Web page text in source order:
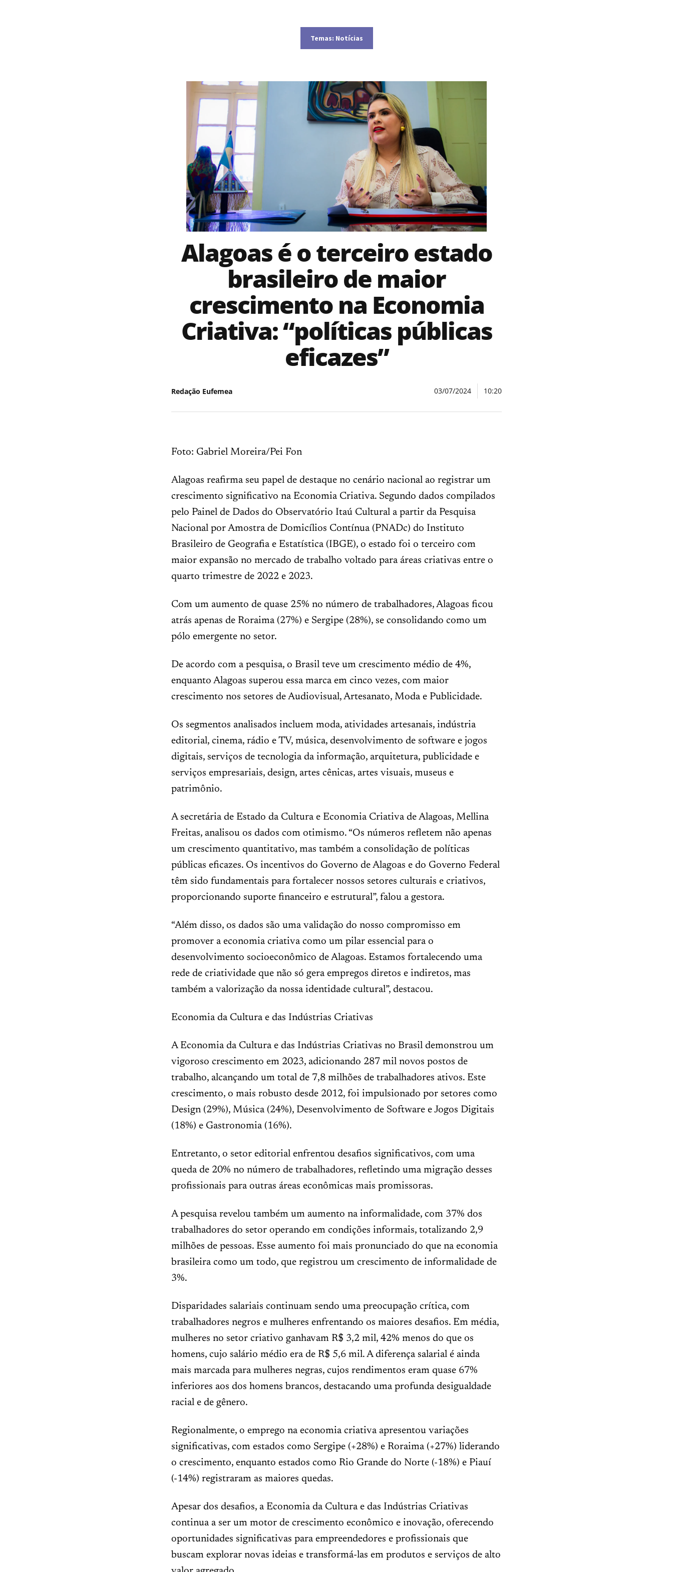
Temas: Notícias
Alagoas é o terceiro estado
brasileiro de maior
crescimento na Economia
Criativa: “políticas públicas
eficazes”
Redação Eufemea 03/07/2024 10:20
Foto: Gabriel Moreira/Pei Fon
Alagoas reafirma seu papel de destaque no cenário nacional ao registrar um
crescimento significativo na Economia Criativa. Segundo dados compilados
pelo Painel de Dados do Observatório Itaú Cultural a partir da Pesquisa
Nacional por Amostra de Domicílios Contínua (PNADc) do Instituto
Brasileiro de Geografia e Estatística (IBGE), o estado foi o terceiro com
maior expansão no mercado de trabalho voltado para áreas criativas entre o
quarto trimestre de 2022 e 2023.
Com um aumento de quase 25% no número de trabalhadores, Alagoas ficou
atrás apenas de Roraima (27%) e Sergipe (28%), se consolidando como um
pólo emergente no setor.
De acordo com a pesquisa, o Brasil teve um crescimento médio de 4%,
enquanto Alagoas superou essa marca em cinco vezes, com maior
crescimento nos setores de Audiovisual, Artesanato, Moda e Publicidade.
Os segmentos analisados incluem moda, atividades artesanais, indústria
editorial, cinema, rádio e TV, música, desenvolvimento de software e jogos
digitais, serviços de tecnologia da informação, arquitetura, publicidade e
serviços empresariais, design, artes cênicas, artes visuais, museus e
patrimônio.
A secretária de Estado da Cultura e Economia Criativa de Alagoas, Mellina
Freitas, analisou os dados com otimismo. “Os números refletem não apenas
um crescimento quantitativo, mas também a consolidação de políticas
públicas eficazes. Os incentivos do Governo de Alagoas e do Governo Federal
têm sido fundamentais para fortalecer nossos setores culturais e criativos,
proporcionando suporte financeiro e estrutural”, falou a gestora.
“Além disso, os dados são uma validação do nosso compromisso em
promover a economia criativa como um pilar essencial para o
desenvolvimento socioeconômico de Alagoas. Estamos fortalecendo uma
rede de criatividade que não só gera empregos diretos e indiretos, mas
também a valorização da nossa identidade cultural”, destacou.
Economia da Cultura e das Indústrias Criativas
A Economia da Cultura e das Indústrias Criativas no Brasil demonstrou um
vigoroso crescimento em 2023, adicionando 287 mil novos postos de
trabalho, alcançando um total de 7,8 milhões de trabalhadores ativos. Este
crescimento, o mais robusto desde 2012, foi impulsionado por setores como
Design (29%), Música (24%), Desenvolvimento de Software e Jogos Digitais
(18%) e Gastronomia (16%).
Entretanto, o setor editorial enfrentou desafios significativos, com uma
queda de 20% no número de trabalhadores, refletindo uma migração desses
profissionais para outras áreas econômicas mais promissoras.
A pesquisa revelou também um aumento na informalidade, com 37% dos
trabalhadores do setor operando em condições informais, totalizando 2,9
milhões de pessoas. Esse aumento foi mais pronunciado do que na economia
brasileira como um todo, que registrou um crescimento de informalidade de
3%.
Disparidades salariais continuam sendo uma preocupação crítica, com
trabalhadores negros e mulheres enfrentando os maiores desafios. Em média,
mulheres no setor criativo ganhavam R$ 3,2 mil, 42% menos do que os
homens, cujo salário médio era de R$ 5,6 mil. A diferença salarial é ainda
mais marcada para mulheres negras, cujos rendimentos eram quase 67%
inferiores aos dos homens brancos, destacando uma profunda desigualdade
racial e de gênero.
Regionalmente, o emprego na economia criativa apresentou variações
significativas, com estados como Sergipe (+28%) e Roraima (+27%) liderando
o crescimento, enquanto estados como Rio Grande do Norte (-18%) e Piauí
(-14%) registraram as maiores quedas.
Apesar dos desafios, a Economia da Cultura e das Indústrias Criativas
continua a ser um motor de crescimento econômico e inovação, oferecendo
oportunidades significativas para empreendedores e profissionais que
buscam explorar novas ideias e transformá-las em produtos e serviços de alto